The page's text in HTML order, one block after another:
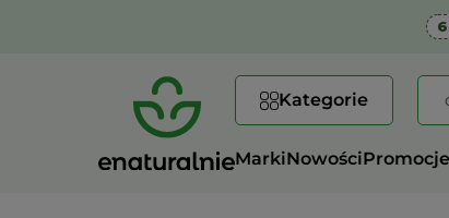
Kategorie
MarkiNowościPromocje